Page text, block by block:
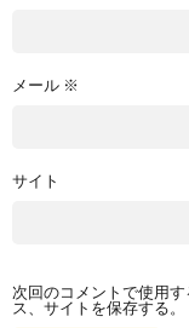
メール ※
サイト
次回のコメントで使用
ス、サイトを保存する。